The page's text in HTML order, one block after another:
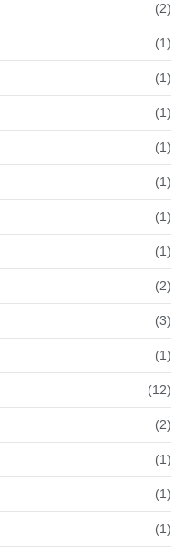
(2)
(1)
(1)
(1)
(1)
(1)
(1)
(1)
(2)
(3)
(1)
(12)
(2)
(1)
(1)
(1)